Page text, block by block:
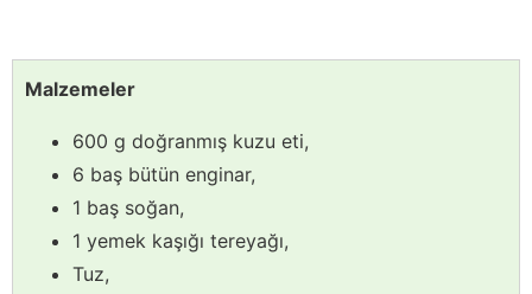
Malzemeler
600 g doğranmış kuzu eti,
6 baş bütün enginar,
1 baş soğan,
1 yemek kaşığı tereyağı,
Tuz,